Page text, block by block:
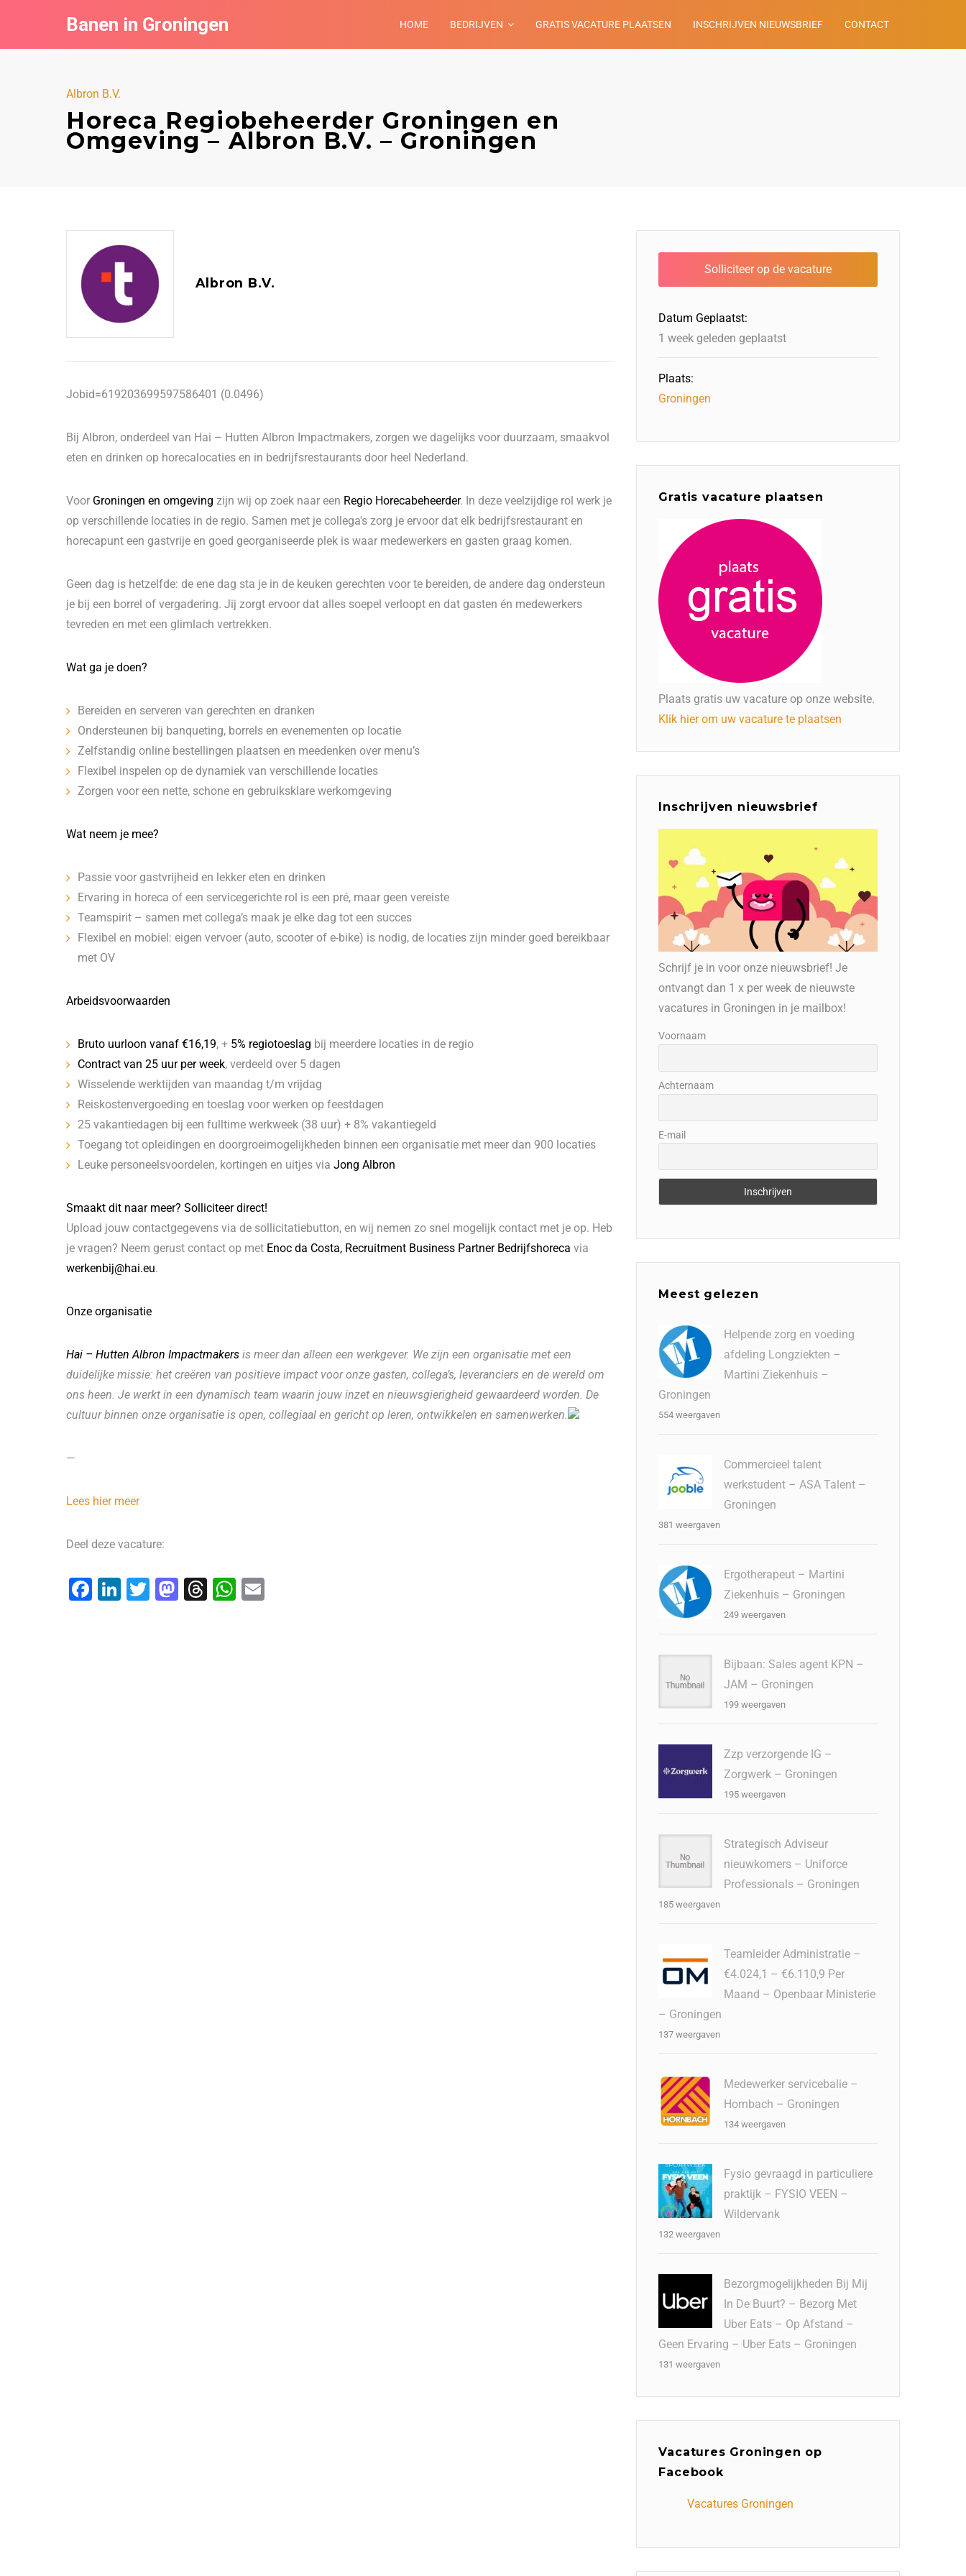
Banen in Groningen HOME BEDRIJVEN GRATIS VACATURE PLAATSEN INSCHRIJVEN NIEUWSBRIEF CONTACT
Albron B.V.
Horeca Regiobeheerder Groningen en
Omgeving – Albron B.V. – Groningen
Albron B.V.
Jobid=619203699597586401 (0.0496)
Bij Albron, onderdeel van Hai – Hutten Albron Impactmakers, zorgen we dagelijks voor duurzaam, smaakvol
eten en drinken op horecalocaties en in bedrijfsrestaurants door heel Nederland.
Voor Groningen en omgeving zijn wij op zoek naar een Regio Horecabeheerder. In deze veelzijdige rol werk je
op verschillende locaties in de regio. Samen met je collega's zorg je ervoor dat elk bedrijfsrestaurant en
horecapunt een gastvrije en goed georganiseerde plek is waar medewerkers en gasten graag komen.
Geen dag is hetzelfde: de ene dag sta je in de keuken gerechten voor te bereiden, de andere dag ondersteun
je bij een borrel of vergadering. Jij zorgt ervoor dat alles soepel verloopt en dat gasten én medewerkers
tevreden en met een glimlach vertrekken.
Wat ga je doen?
Bereiden en serveren van gerechten en dranken
Ondersteunen bij banqueting, borrels en evenementen op locatie
Zelfstandig online bestellingen plaatsen en meedenken over menu’s
Flexibel inspelen op de dynamiek van verschillende locaties
Zorgen voor een nette, schone en gebruiksklare werkomgeving
Wat neem je mee?
Passie voor gastvrijheid en lekker eten en drinken
Ervaring in horeca of een servicegerichte rol is een pré, maar geen vereiste
Teamspirit – samen met collega’s maak je elke dag tot een succes
Flexibel en mobiel: eigen vervoer (auto, scooter of e-bike) is nodig, de locaties zijn minder goed bereikbaar
met OV
Arbeidsvoorwaarden
Bruto uurloon vanaf €16,19, + 5% regiotoeslag bij meerdere locaties in de regio
Contract van 25 uur per week, verdeeld over 5 dagen
Wisselende werktijden van maandag t/m vrijdag
Reiskostenvergoeding en toeslag voor werken op feestdagen
25 vakantiedagen bij een fulltime werkweek (38 uur) + 8% vakantiegeld
Toegang tot opleidingen en doorgroeimogelijkheden binnen een organisatie met meer dan 900 locaties
Leuke personeelsvoordelen, kortingen en uitjes via Jong Albron
Smaakt dit naar meer? Solliciteer direct!
Upload jouw contactgegevens via de sollicitatiebutton, en wij nemen zo snel mogelijk contact met je op. Heb
je vragen? Neem gerust contact op met Enoc da Costa, Recruitment Business Partner Bedrijfshoreca via
werkenbij@hai.eu.
Onze organisatie
Hai – Hutten Albron Impactmakers is meer dan alleen een werkgever. We zijn een organisatie met een
duidelijke missie: het creëren van positieve impact voor onze gasten, collega’s, leveranciers en de wereld om
ons heen. Je werkt in een dynamisch team waarin jouw inzet en nieuwsgierigheid gewaardeerd worden. De
cultuur binnen onze organisatie is open, collegiaal en gericht op leren, ontwikkelen en samenwerken.
—
Lees hier meer
Deel deze vacature:
F
Li
T
M T
W
Datum Geplaatst:
1 week geleden geplaatst
Plaats:
Groningen
Gratis vacature plaatsen
Plaats gratis uw vacature op onze website.
Klik hier om uw vacature te plaatsen
Inschrijven nieuwsbrief
Schrijf je in voor onze nieuwsbrief! Je
ontvangt dan 1 x per week de nieuwste
vacatures in Groningen in je mailbox!
Voornaam
Achternaam
E-mail
Meest gelezen
Helpende zorg en voeding
afdeling Longziekten –
Martini Ziekenhuis –
Groningen
554 weergaven
Commercieel talent
werkstudent – ASA Talent –
Groningen
381 weergaven
Ergotherapeut – Martini
Ziekenhuis – Groningen
249 weergaven
Bijbaan: Sales agent KPN –
JAM – Groningen
199 weergaven
Zzp verzorgende IG –
Zorgwerk – Groningen
195 weergaven
Strategisch Adviseur
nieuwkomers – Uniforce
Professionals – Groningen
185 weergaven
Teamleider Administratie –
€4.024,1 – €6.110,9 Per
Maand – Openbaar Ministerie
– Groningen
137 weergaven
Medewerker servicebalie –
Hornbach – Groningen
134 weergaven
Fysio gevraagd in particuliere
praktijk – FYSIO VEEN –
Wildervank
132 weergaven
Bezorgmogelijkheden Bij Mij
In De Buurt? – Bezorg Met
Uber Eats – Op Afstand –
Geen Ervaring – Uber Eats – Groningen
131 weergaven
Vacatures Groningen op
Facebook
Vacatures Groningen